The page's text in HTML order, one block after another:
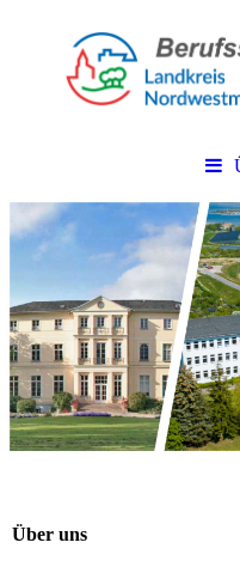
Über uns